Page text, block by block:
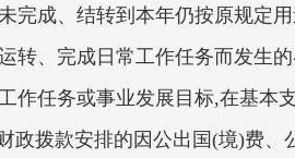
成、结转到本年仍按原规定
、完成日常工作任务而发生的
任务或事业发展目标,在基本
政拨款安排的因公出国(境)费